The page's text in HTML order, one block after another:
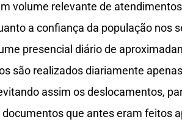
volume relevante de
a confiança da população nos
presencial diário de
são realizados diariamente
assim os deslocamentos,
que antes eram feitos